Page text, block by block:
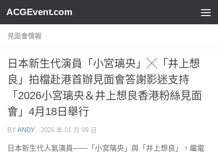
ACGEvent.com
見面會情報
日本新生代演員「小宮璃央」╳「井上想
良」拍檔赴港首辦見面會答謝影迷支持
「2026小宮璃央＆井上想良香港粉絲見面
會」4月18日舉行
BY ANDY · 2026 年 01 月 09 日
​​日本新生代人氣演員——「小宮璃央」與「井上想良」，繼電